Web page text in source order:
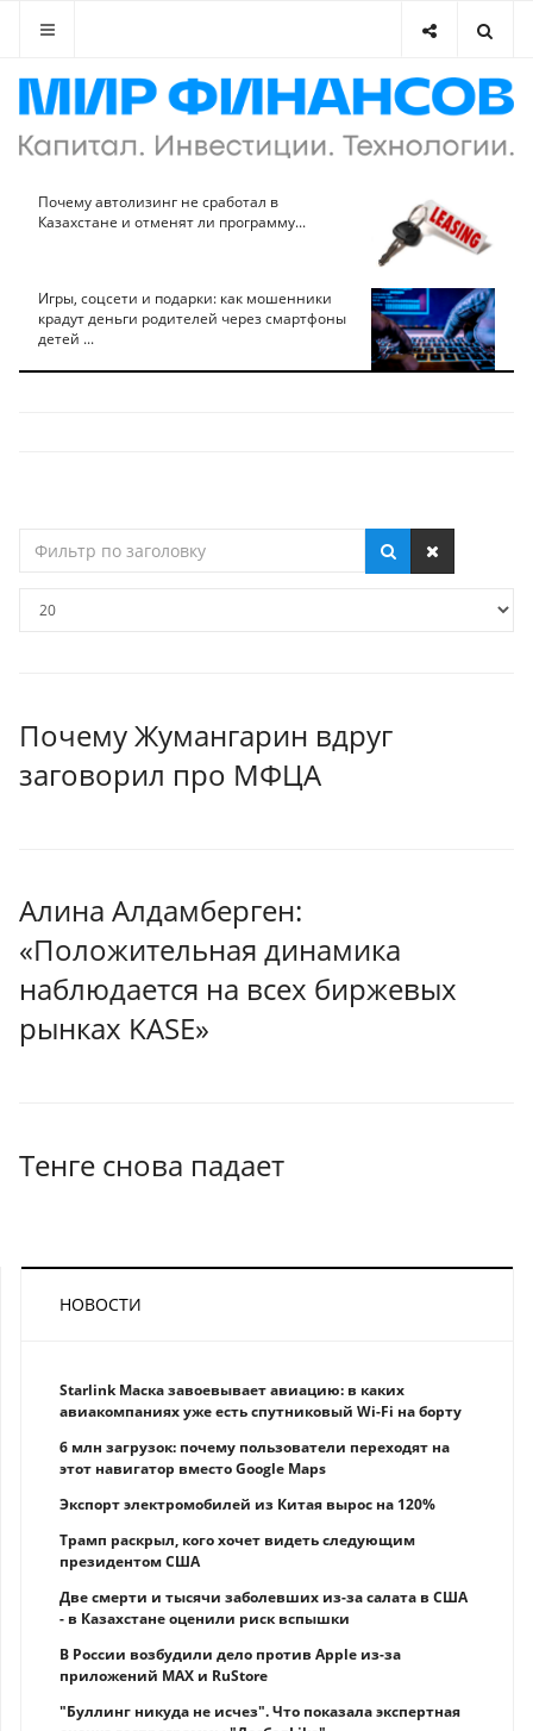
Почему автолизинг не сработал в
Казахстане и отменят ли программу...
Игры, соцсети и подарки: как мошенники
крадут деньги родителей через смартфоны
детей ...
по
Почему Жумангарин вдруг
заговорил про МФЦА
Алина Алдамберген:
«Положительная динамика
наблюдается на всех биржевых
рынках KASE»
Тенге снова падает
НОВОСТИ
Starlink Маска завоевывает авиацию: в каких
авиакомпаниях уже есть спутниковый Wi-Fi на борту
6 млн загрузок: почему пользователи переходят на
этот навигатор вместо Google Maps
Экспорт электромобилей из Китая вырос на 120%
Трамп раскрыл, кого хочет видеть следующим
президентом США
Две смерти и тысячи заболевших из-за салата в США
- в Казахстане оценили риск вспышки
В России возбудили дело против Apple из-за
приложений MAX и RuStore
"Буллинг никуда не исчез". Что показала экспертная